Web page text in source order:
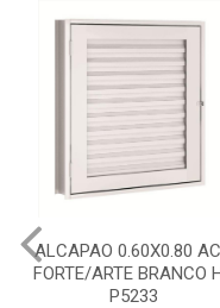
PORTA CANELADA
DIR HB ACO